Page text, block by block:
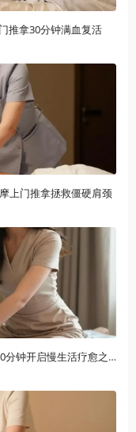
推拿30分钟满血复活
上门推拿拯救僵硬肩颈
都市疲惫族必看！摩耶SPA按摩上门推拿，30分钟开启慢生活疗愈之旅